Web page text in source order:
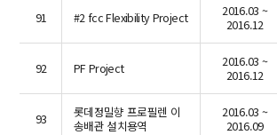
91 #2 fcc Flexibility Project
2016.03 ~
2016.12
92 PF Project
2016.03 ~
2016.12
93
롯데정밀향 프로필렌 이
송배관 설치용역
2016.03 ~
2016.09